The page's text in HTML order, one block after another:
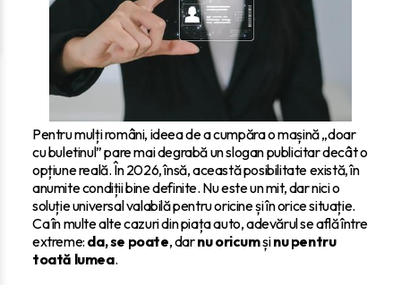
Pentru mulți români, ideea de a cumpăra o mașină „doar
cu buletinul” pare mai degrabă un slogan publicitar decât o
opțiune reală. În 2026, însă, această posibilitate există, în
anumite condiții bine definite. Nu este un mit, dar nici o
soluție universal valabilă pentru oricine și în orice situație.
Ca în multe alte cazuri din piața auto, adevărul se află între
extreme: da, se poate, darnu oricumșinu pentru
toată lumea.